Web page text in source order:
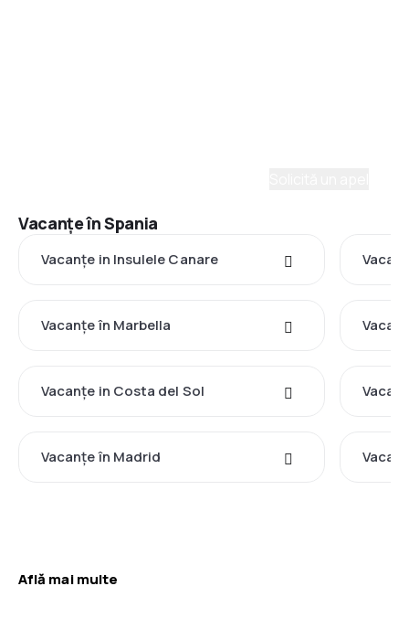
Vacanţe în Spania
Vacanţe in Insulele Canare
Vacanţe în Marbella
Vacanţe in Costa del Sol
Vacanţe în Madrid
Află mai multe